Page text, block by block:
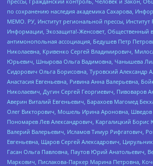
по сохранению наследия академика Сахарова,
МЕМО. РУ, Институт региональной прессы, Институт
Информации, Экозащита!-Женсовет, Общественный
антимонопольная ассоциация, Бедушев Петр
Николаевна, Кривенко Сергей Владимирович,
Юрьевич, Шнырова Ольга Вадимовна, Чанышева
Сидорович Ольга Борисовна, Туровский Александр
Анастасия Евгеньевна, Ривина Анна Валерьевна,
Николаевич, Дугин Сергей Георгиевич, Пивоваров
Аверин Виталий Евгеньевич, Барахоев Магомед
Олег Викторович, Мошель Ирина Ароновна, Шведов
Пономарев Лев Александрович, Каргалицкий Борис
Валерий Валерьевич, Исламов Тимур Рифгатович,
Евгеньевна, Щаров Сергей Алексадрович,
Гасан Ольга Павловна, Паутов Юрий Анатольевич,
Маркович, Пислакова-Паркер Марина Петровна,